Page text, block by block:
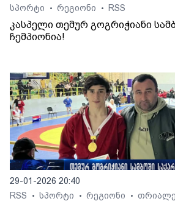
სპორტი
• რეგიონი • RSS
კასპელი თემურ გოგრიჭიანი
ჩემპიონია!
29-01-2026 20:40
RSS
• სპორტი • რეგიონი •